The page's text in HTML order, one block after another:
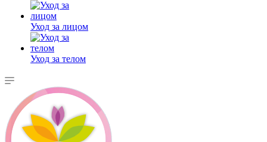
Уход за лицом
Уход за телом